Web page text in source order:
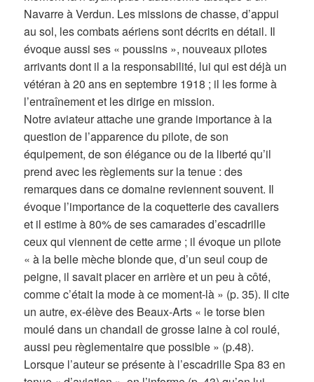
Navarre à Verdun. Les missions de chasse, d’appui
au sol, les combats aériens sont décrits en détail. Il
évoque aussi ses « poussins », nouveaux pilotes
arrivants dont il a la responsabilité, lui qui est déjà un
vétéran à 20 ans en septembre 1918 ; il les forme à
l’entraînement et les dirige en mission.
Notre aviateur attache une grande importance à la
question de l’apparence du pilote, de son
équipement, de son élégance ou de la liberté qu’il
prend avec les règlements sur la tenue : des
remarques dans ce domaine reviennent souvent. Il
évoque l’importance de la coquetterie des cavaliers
et il estime à 80% de ses camarades d’escadrille
ceux qui viennent de cette arme ; il évoque un pilote
« à la belle mèche blonde que, d’un seul coup de
peigne, il savait placer en arrière et un peu à côté,
comme c’était la mode à ce moment-là » (p. 35). Il cite
un autre, ex-élève des Beaux-Arts « le torse bien
moulé dans un chandail de grosse laine à col roulé,
aussi peu règlementaire que possible » (p.48).
Lorsque l’auteur se présente à l’escadrille Spa 83 en